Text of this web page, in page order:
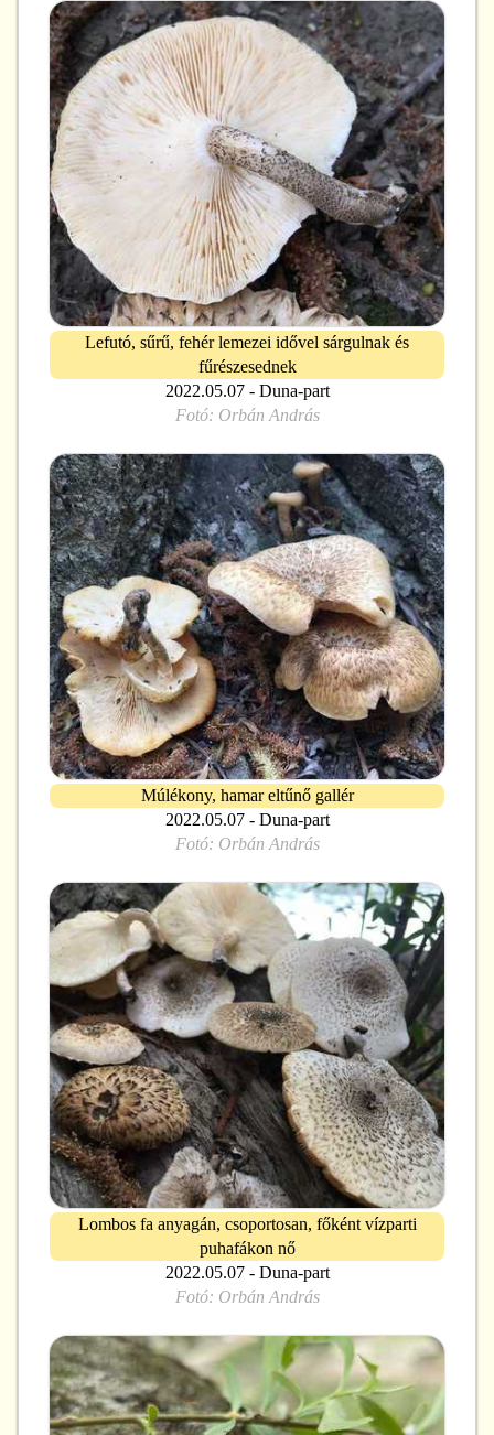
Lefutó, sűrű, fehér lemezei idővel sárgulnak és
fűrészesednek
2022.05.07 - Duna-part
Fotó: Orbán András
Múlékony, hamar eltűnő gallér
2022.05.07 - Duna-part
Fotó: Orbán András
Lombos fa anyagán, csoportosan, főként vízparti
puhafákon nő
2022.05.07 - Duna-part
Fotó: Orbán András